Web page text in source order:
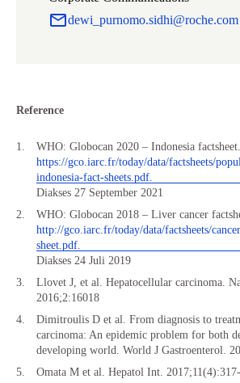
dewi_purnomo.sidhi@roche.com
Reference
WHO: Globocan 2020 – Indonesia
https://gco.iarc.fr/today/data/factsheets/
indonesia-fact-sheets.pdf.
Diakses 27 September 2021
WHO: Globocan 2018 – Liver cancer
http://gco.iarc.fr/today/data/factsheets/
sheet.pdf.
Diakses 24 Juli 2019
Llovet J, et al. Hepatocellular carcinoma.
2016;2:16018
Dimitroulis D et al. From diagnosis to
carcinoma: An epidemic problem for both
developing world. World J Gastroenterol.
Omata M et al. Hepatol Int.